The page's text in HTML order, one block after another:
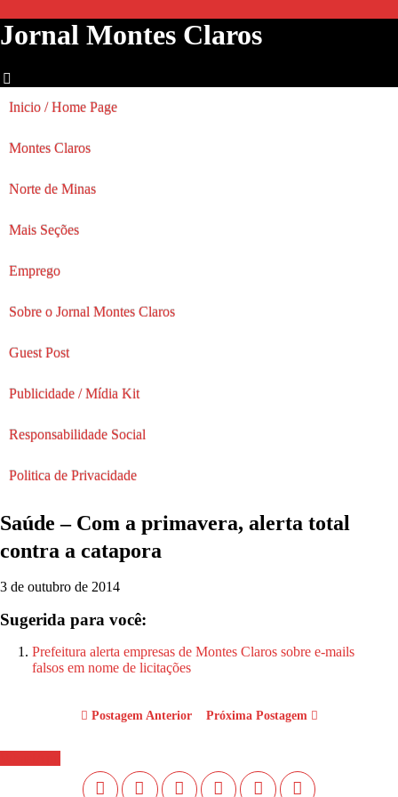
Jornal Montes Claros
Inicio / Home Page
Montes Claros
Norte de Minas
Mais Seções
Emprego
Sobre o Jornal Montes Claros
Guest Post
Publicidade / Mídia Kit
Responsabilidade Social
Politica de Privacidade
Saúde – Com a primavera, alerta total
contra a catapora
3 de outubro de 2014
Sugerida para você:
Prefeitura alerta empresas de Montes Claros sobre e-mails
falsos em nome de licitações
Postagem Anterior Próxima Postagem